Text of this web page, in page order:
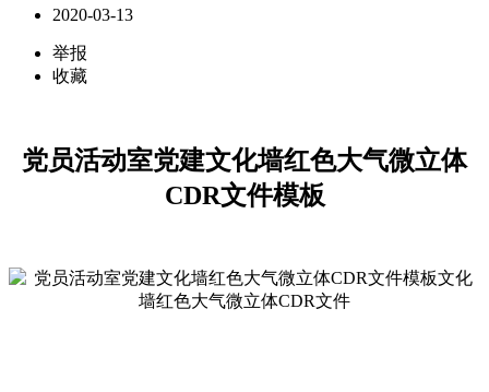
2020-03-13
举报
收藏
党员活动室党建文化墙红色大气微立体
CDR文件模板